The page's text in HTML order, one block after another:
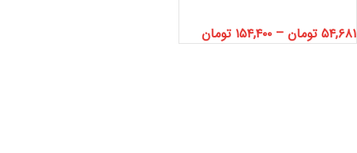
۵۴,۶۸۱ تومان – ۱۵۴,۴۰۰ تومان